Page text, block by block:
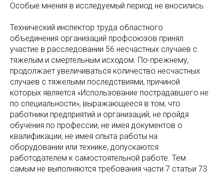
Особые мнения в исследуемый период не вносились.
Технический инспектор труда областного
объединения организаций профсоюзов принял
участие в расследовании 56 несчастных случаев с
тяжелым и смертельным исходом. По-прежнему,
продолжает увеличиваться количество несчастных
случаев с тяжелыми последствиями, причиной
которых является «Использование пострадавшего не
по специальности», выражающееся в том, что
работники предприятий и организаций, не пройдя
обучения по профессии, не имея документов о
квалификации, не имея опыта работы на
оборудовании или технике, допускаются
работодателем к самостоятельной работе. Тем
самым не выполняются требования части 7 статьи 73